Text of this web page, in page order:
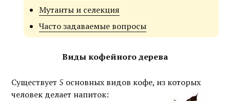
Мутанты и селекция
Часто задаваемые вопросы
Виды кофейного дерева
Существует 5 основных видов кофе, из которых
человек делает напиток: